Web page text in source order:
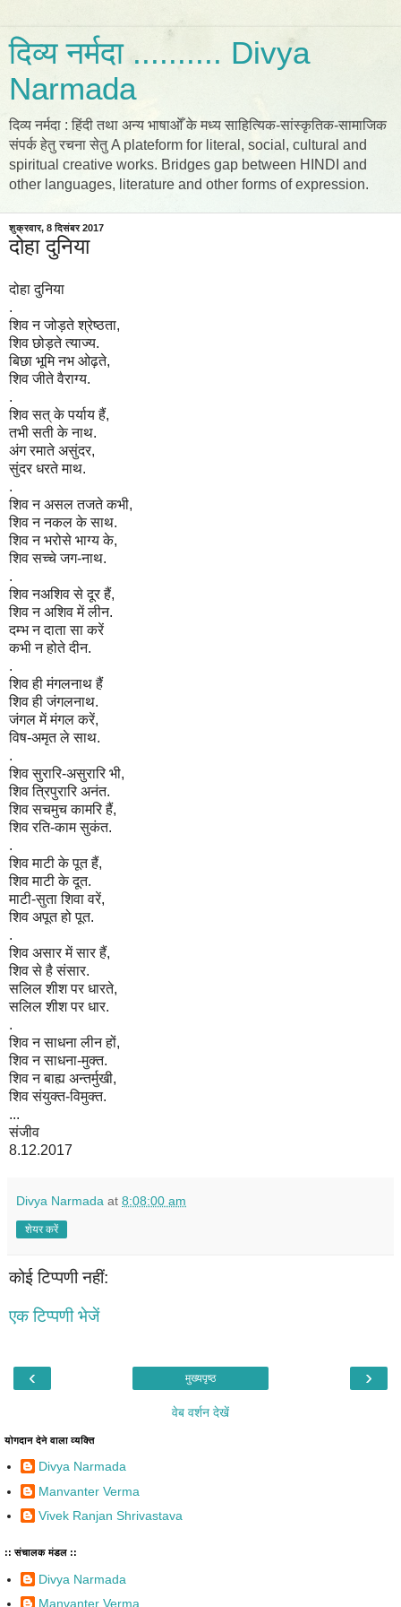
दिव्य नर्मदा .......... Divya
Narmada
दिव्य नर्मदा : हिंदी तथा अन्य भाषाओँ के मध्य साहित्यिक-सांस्कृतिक-सामाजिक
संपर्क हेतु रचना सेतु A plateform for literal, social, cultural and
spiritual creative works. Bridges gap between HINDI and
other languages, literature and other forms of expression.
शुक्रवार, 8 दिसंबर 2017
दोहा दुनिया
दोहा दुनिया
.
शिव न जोड़ते श्रेष्ठता,
शिव छोड़ते त्याज्य.
बिछा भूमि नभ ओढ़ते,
शिव जीते वैराग्य.
.
शिव सत् के पर्याय हैं,
तभी सती के नाथ.
अंग रमाते असुंदर,
सुंदर धरते माथ.
.
शिव न असल तजते कभी,
शिव न नकल के साथ.
शिव न भरोसे भाग्य के,
शिव सच्चे जग-नाथ.
.
शिव नअशिव से दूर हैं,
शिव न अशिव में लीन.
दम्भ न दाता सा करें
कभी न होते दीन.
.
शिव ही मंगलनाथ हैं
शिव ही जंगलनाथ.
जंगल में मंगल करें,
विष-अमृत ले साथ.
.
शिव सुरारि-असुरारि भी,
शिव त्रिपुरारि अनंत.
शिव सचमुच कामरि हैं,
शिव रति-काम सुकंत.
.
शिव माटी के पूत हैं,
शिव माटी के दूत.
माटी-सुता शिवा वरें,
शिव अपूत हो पूत.
.
शिव असार में सार हैं,
शिव से है संसार.
सलिल शीश पर धारते,
सलिल शीश पर धार.
.
शिव न साधना लीन हों,
शिव न साधना-मुक्त.
शिव न बाह्य अन्तर्मुखी,
शिव संयुक्त-विमुक्त.
...
संजीव
8.12.2017
Divya Narmada at 8:08:00 am
शेयर करें
कोई टिप्पणी नहीं:
एक टिप्पणी भेजें
‹ ›
मुख्यपृष्ठ
वेब वर्शन देखें
योगदान देने वाला व्यक्ति
Divya Narmada
Manvanter Verma
Vivek Ranjan Shrivastava
:: संचालक मंडल ::
Divya Narmada
Manvanter Verma